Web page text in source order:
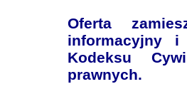
Oferta
informacyjny
Kodeksu
prawnych.